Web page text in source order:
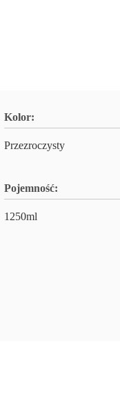
Kolor:
Przezroczysty
Pojemność:
1250ml